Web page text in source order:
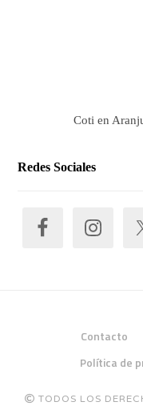
Coti en
Redes Sociales
Contacto
Política de
TODOS LOS